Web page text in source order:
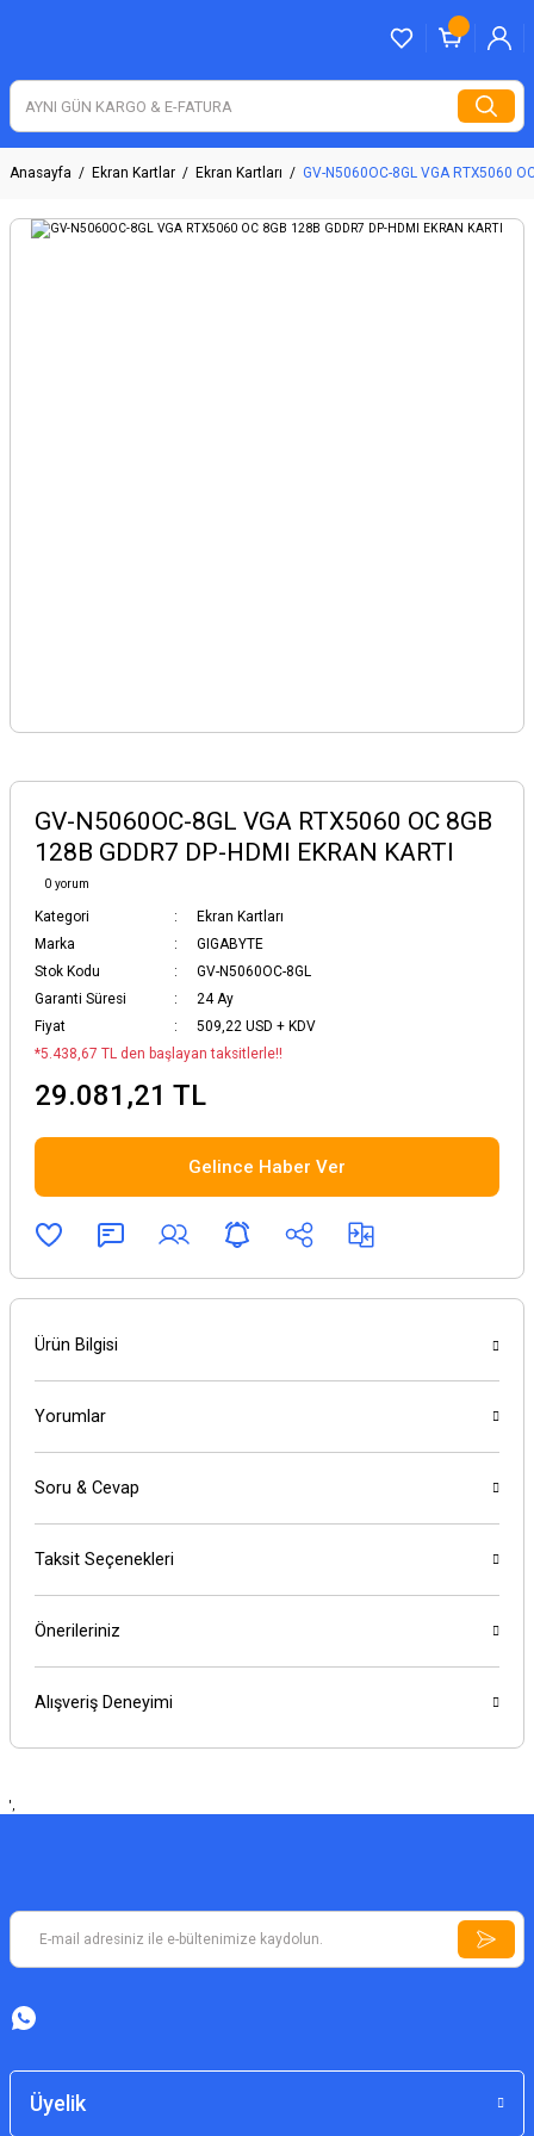
Anasayfa Ekran Kartlar Ekran Kartları GV-N5060OC-8GL VGA RTX5060
GV-N5060OC-8GL VGA RTX5060 OC 8GB
128B GDDR7 DP-HDMI EKRAN KARTI
0 yorum
Kategori
Ekran Kartları
Marka
GIGABYTE
Stok Kodu
GV-N5060OC-8GL
Garanti Süresi
24 Ay
Fiyat
509,22 USD + KDV
*5.438,67 TL den başlayan taksitlerle!!
29.081,21 TL
Gelince Haber Ver
Ürün Bilgisi
Yorumlar
Soru & Cevap
Taksit Seçenekleri
Önerileriniz
Alışveriş Deneyimi
',
Üyelik